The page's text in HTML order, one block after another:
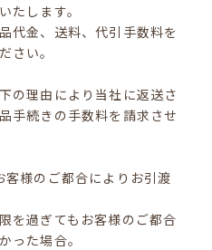
たします。
代金、送料、代引手数料を
さい。
の理由により当社に返送さ
手続きの手数料を請求させ
様のご都合によりお引渡
を過ぎてもお客様のご都合
った場合。